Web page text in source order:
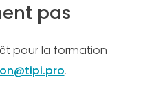
pas
pour la formation
.